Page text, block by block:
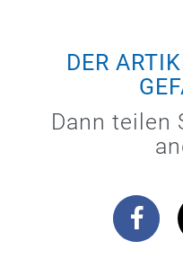
DER
Dann teilen